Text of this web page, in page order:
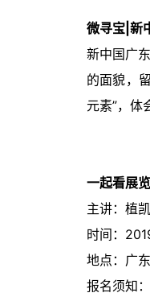
微寻宝|新
新中国广
的面貌，
元素”，体
一起看展
主讲：植
时间：
地点：广
报名须知